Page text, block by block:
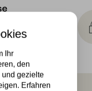
umfasst die
Ihr
den
und gezielte
Erfahren